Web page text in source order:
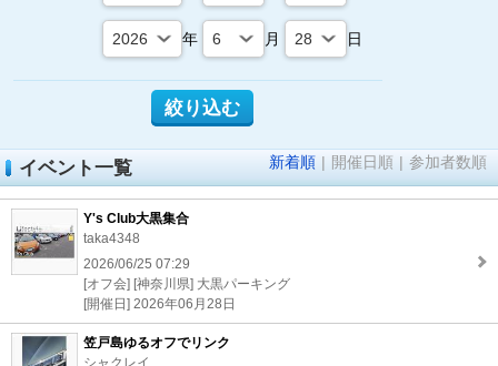
年 月 日
イベント一覧 新着順 | 開催日順 | 参加者数順
Y's Club大黒集合
taka4348
2026/06/25 07:29
[オフ会] [神奈川県] 大黒パーキング
[開催日] 2026年06月28日
笠戸島ゆるオフでリンク
シャクレイ